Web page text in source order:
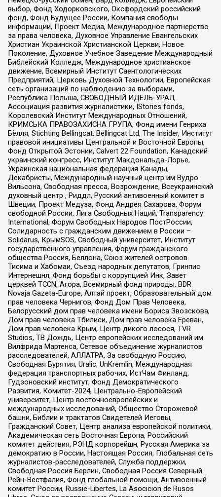
выбор, Фонд Ходорковского, Оксфордский российский
фонд, Фонд Будущее России, Компания свободы
информации, Проект Медиа, Международное партнерство
за права человека, Духовное Управление Евангельских
Христиан Украинской Христианской Церкви, Новое
Поколение, Духовное Учебное Заведение Международный
Библейский Колледж, Международное христианское
движение, Всемирный Институт Саентологических
Предприятий, Церковь Духовной Технологии, Европейская
сеть организаций по наблюдению за выборами,
Республика Польша, СВОБОДНЫЙ ИДЕЛЬ-УРАЛ,
Ассоциация развития журналистики, IStories fonds,
Королевский Институт Международных Отношений,
КРИМСЬКА ПРАВОЗАХИСНА ГРУПА, Фонд имени Генриха
Бёлля, Stichting Bellingcat, Bellingcat Ltd, The Insider, Институт
правовой инициативы Центральной и Восточной Европы,
Фонд Открытой Эстонии, Calvert 22 Foundation, Канадский
украинский конгресс, Институт Макдональда-Лорье,
Украинская национальная федерация Канады,
Декабристы, Международный научный центр им Вудро
Вильсона, Свободная пресса, Возрождение, Всеукраинский
духовный центр , Риддл, Русский антивоенный комитет в
Швеции, Проект Медуза, Фонд Андрея Сахарова, Форум
свободной России, Лига Свободных Наций, Transparеncy
International, Форум Свободных Народов ПостРоссии,
Солидарность с гражданским движением в России –
Solidarus, КрымSOS, Свободный университет, Институт
государственного управления, Форум гражданского
общества Россия, Беллона, Союз жителей островов
Тисима и Хабомаи, Съезд народных депутатов, Гринпис
Интернешнл, Фонд борьбы с коррупцией Инк, Завет
церквей TCCN, Агора, Всемирный фонд природы, BDR
Novaja Gazeta-Europe, Алтай проект, Образовательный дом
прав человека Чернигов, Фонд Дом Прав Человека,
Белорусский дом прав человека имени Бориса Звозскова,
Дом прав человека Тбилиси, Дом прав человека Ереван,
Дом прав человека Крым, Центр дикого лосося, TVR
Studios, ТВ Дождь, Центр европейских исследований им
Вилфрида Мартенса, Сетевое объединение журналистов
расследователей, АЛЛАТРА, За свободную Россию,
Свободная Бурятия, Uralic, UnKremlin, Международная
федерация транспортных рабочих, ИстЧам Финланд,
Гудзоновский институт, Фонд Демократического
Развития, Комитет-2024, Центрально-Европейский
университет, Центр восточноевропейских и
международных исследований, Общество Сторожевой
башни, Библии и трактатов Свидетелей Иеговы,
Гражданский Совет, Центр анализа европейской политики,
Академическая сеть Восточная Европа, Российский
комитет действия, РЭНД корпорейшн, Русская Америка за
демократию в России, Настоящая Россия, Глобальная сеть
журналистов-расследователей, Служба поддержки,
Свободная Россия Берлин, Свободная Россия Северный
Рейн-Вестфалия, Фонд глобальной помощи, Антивоенный
комитет России, Russie-Libertes, La Asocicion de Rusos